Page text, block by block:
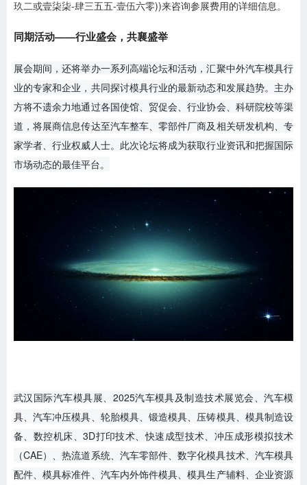
玖二或壹柒柒-肆三五五-壹伍六零))来咨询参展费用的详细信息。
同期活动——行业盛会，共襄盛举
展会期间，还将举办一系列高端论坛和活动，汇聚中外汽车模具行
业的专家和企业，共同探讨模具行业的最新动态和发展趋势。主办
方将不遗余力地通过各国使馆、贸促会、行业协会、科研院校等渠
道，将展商信息传达至汽车整车、零部件厂商及相关研发机构、专
家学者、行业权威人士。此次论坛将成为获取行业资讯和把握国际
市场动态的最佳平台。
武汉国际汽车模具展、2025汽车模具及制造技术展览会、汽车模
具、汽车冲压模具、轮胎模具、锻造模具、压铸模具、模具制造设
备、数控机床、3D打印技术、快速成型技术、冲压成形模拟技术
（CAE）、热流道系统、汽车零部件、数字化模具技术、汽车模具
配件、模具标准件、汽车内外饰件模具、模具生产辅料、企业资源